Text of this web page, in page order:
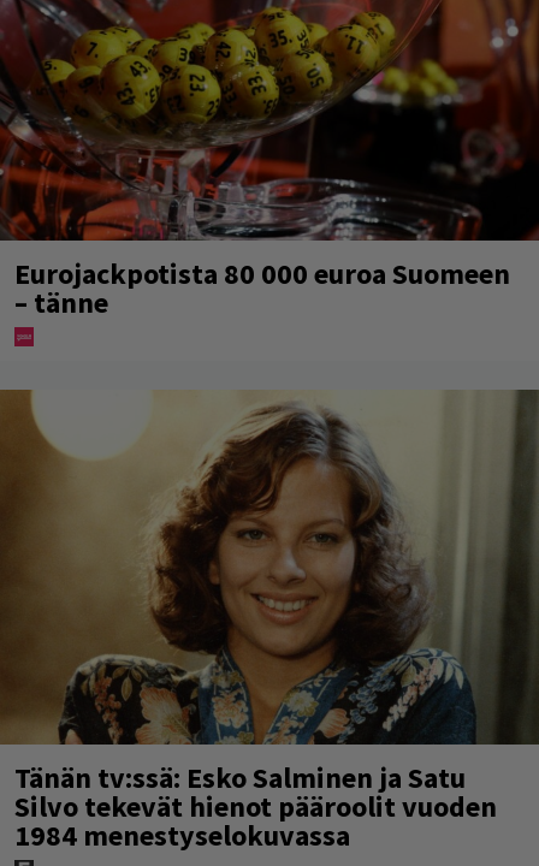
Eurojackpotista 80 000 euroa Suomeen
– tänne
Tänän tv:ssä: Esko Salminen ja Satu
Silvo tekevät hienot pääroolit vuoden
1984 menestyselokuvassa